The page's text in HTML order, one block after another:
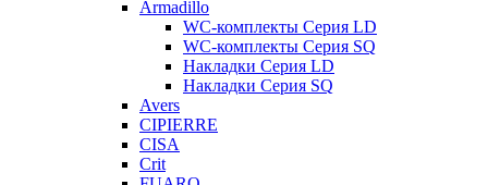
Armadillo
WC-комплекты Серия LD
WC-комплекты Серия SQ
Накладки Серия LD
Накладки Серия SQ
Avers
CIPIERRE
CISA
Crit